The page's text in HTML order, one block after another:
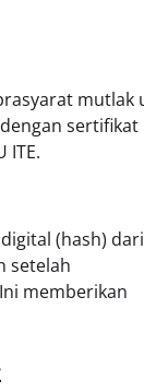
mutlak
sertifikat
ITE.
(hash) dari
setelah
memberikan